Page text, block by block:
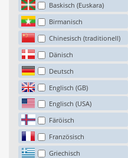
Baskisch (Euskara)
Birmanisch
Chinesisch (traditionell)
Dänisch
Deutsch
Englisch (GB)
Englisch (USA)
Färöisch
Französisch
Griechisch